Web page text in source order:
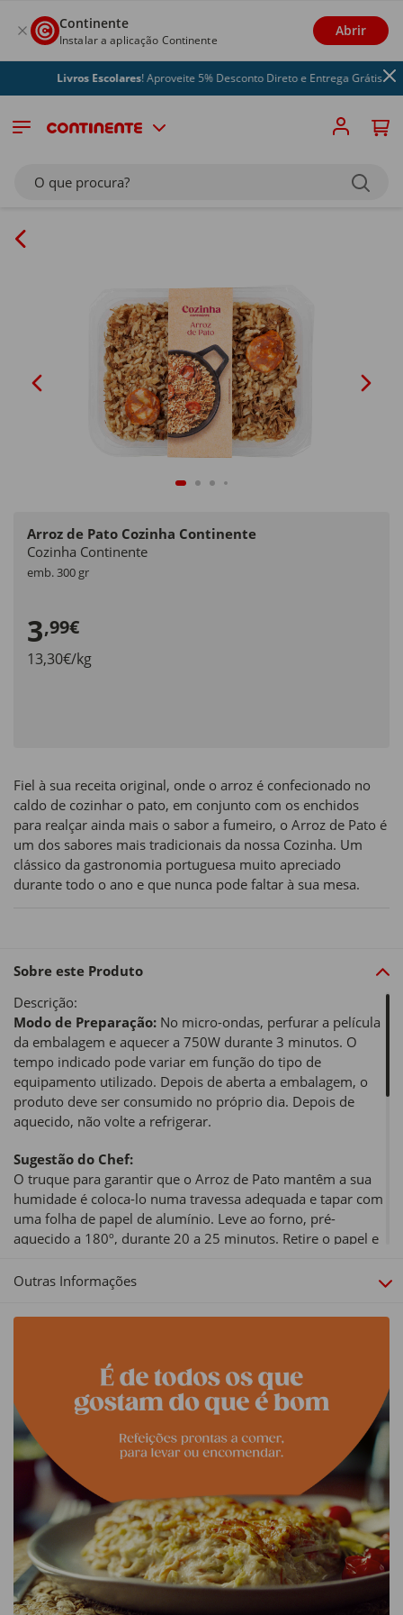
Continente
Instalar a aplicação Continente
Abrir
Livros Escolares! Aproveite 5% Desconto Direto e Entrega Grátis
O que procura?
Arroz de Pato Cozinha Continente
Cozinha Continente
emb. 300 gr
3,99€
13,30€/kg
Fiel à sua receita original, onde o arroz é confecionado no
caldo de cozinhar o pato, em conjunto com os enchidos
para realçar ainda mais o sabor a fumeiro, o Arroz de Pato é
um dos sabores mais tradicionais da nossa Cozinha. Um
clássico da gastronomia portuguesa muito apreciado
durante todo o ano e que nunca pode faltar à sua mesa.
Sobre este Produto
Descrição:
Modo de Preparação: No micro-ondas, perfurar a película
da embalagem e aquecer a 750W durante 3 minutos. O
tempo indicado pode variar em função do tipo de
equipamento utilizado. Depois de aberta a embalagem, o
produto deve ser consumido no próprio dia. Depois de
aquecido, não volte a refrigerar.
Sugestão do Chef:
O truque para garantir que o Arroz de Pato mantêm a sua
humidade é coloca-lo numa travessa adequada e tapar com
uma folha de papel de alumínio. Leve ao forno, pré-
aquecido a 180º, durante 20 a 25 minutos. Retire o papel e
Sobre a Nossa Cozinha:
Se quer comer rápido e bem, experimente as nossas
ou conservantes adicionados - como se fossem feitas em
sua casa -, e embaladas através de técnicas de conservação
que permitem preservar a qualidade nutricional dos
ingredientes. A peso, em dose individual ou formato
familiar, está tudo na Cozinha Continente.
Tipo de produto:
Refeições de Carne
Dimensões:
1 dose
Outras Informações